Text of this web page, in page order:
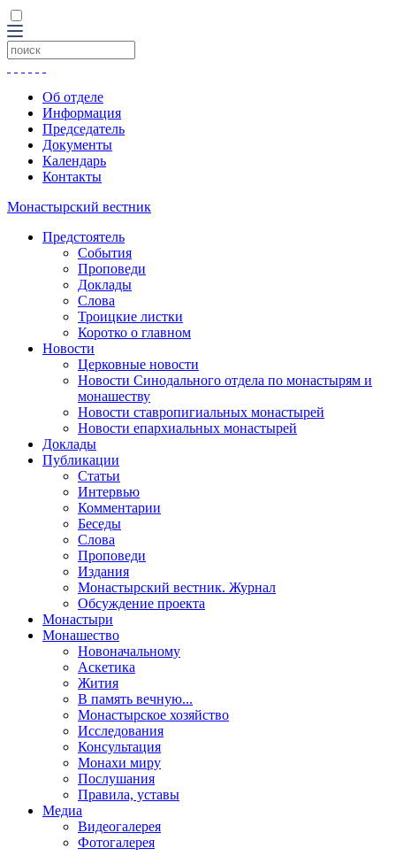
Об отделе
Информация
Председатель
Документы
Календарь
Контакты
Монастырский вестник
Предстоятель
События
Проповеди
Доклады
Слова
Троицкие листки
Коротко о главном
Новости
Церковные новости
Новости Синодального отдела по монастырям и
монашеству
Новости ставропигиальных монастырей
Новости епархиальных монастырей
Доклады
Публикации
Статьи
Интервью
Комментарии
Беседы
Слова
Проповеди
Издания
Монастырский вестник. Журнал
Обсуждение проекта
Монастыри
Монашество
Новоначальному
Аскетика
Жития
В память вечную...
Монастырское хозяйство
Исследования
Консультация
Монахи миру
Послушания
Правила, уставы
Медиа
Видеогалерея
Фотогалерея